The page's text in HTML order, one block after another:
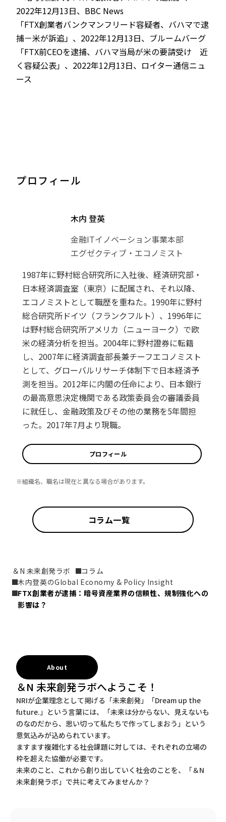
2022年12月13日、BBC News
「FTX創業者バンクマンフリード容疑者、バハマで逮
捕－米が訴追」、2022年12月13日、ブルームバーグ
「FTX前CEOを逮捕、バハマ当局が米の要請受け 近
く容疑公表」、2022年12月13日、ロイター通信ニュ
ース
プロフィール
木内 登英
金融ITイノベーション事業本部
エグゼクティブ・エコノミスト
1987年に野村総合研究所に入社後、経済研究部・
日本経済調査室（東京）に配属され、それ以降、
エコノミストとして職歴を重ねた。1990年に野村
総合研究所ドイツ（フランクフルト）、1996年に
は野村総合研究所アメリカ（ニューヨーク）で欧
米の経済分析を担当。2004年に野村證券に転籍
し、2007年に経済調査部長兼チーフエコノミスト
として、グローバルリサーチ体制下で日本経済予
測を担当。2012年に内閣の任命により、日本銀行
の最高意思決定機関である政策委員会の審議委員
に就任し、金融政策及びその他の業務を5年間担
った。2017年7月より現職。
プロフィール
※組織名、職名は現在と異なる場合があります。
コラム一覧
＆N 未来創発ラボ
コラム
木内登英のGlobal Economy & Policy Insight
FTX創業者が逮捕：暗号資産業界の信頼性、規制強化への
影響は？
About
＆N 未来創発ラボへようこそ！
NRIが企業理念として掲げる「未来創発」「Dream up the
future.」という言葉には、「未来は分からない、見えないも
のなのだから、思い切って私たちで作ってしまおう」という
意気込みが込められています。
ますます複雑化する社会課題に対しては、それぞれの立場の
枠を超えた協働が必要です。
未来のこと、これから創り出していく社会のことを、「＆N
未来創発ラボ」で共に考えてみませんか？